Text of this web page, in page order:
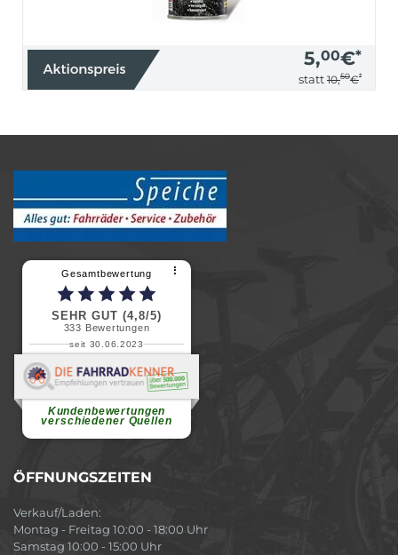
5,00€*
statt 10,50€*
Gesamtbewertung ⠇
SEHR GUT (4,8/5)
333 Bewertungen
seit 30.06.2023
Kundenbewertungen
verschiedener Quellen
Renate H.
Vielen Dank für ein herzliches
ÖFFNUNGSZEITEN
Verkauf/Laden:
Montag - Freitag 10:00 - 18:00 Uhr
Samstag 10:00 - 15:00 Uhr